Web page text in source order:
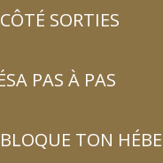
CÔTÉ SORTIES
PAS À PAS
BLOQUE TON